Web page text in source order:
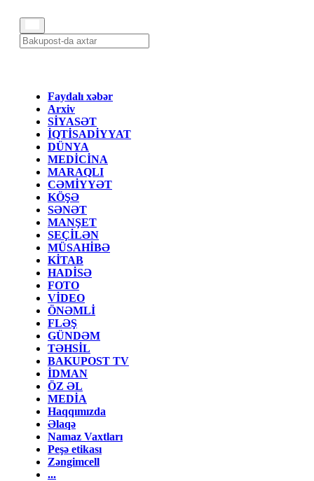
Faydalı xəbər
Arxiv
SİYASƏT
İQTİSADİYYAT
DÜNYA
MEDİCİNA
MARAQLI
CƏMİYYƏT
KÖŞƏ
SƏNƏT
MANŞET
SEÇİLƏN
MÜSAHİBƏ
KİTAB
HADİSƏ
FOTO
VİDEO
ÖNƏMLİ
FLƏŞ
GÜNDƏM
TƏHSİL
BAKUPOST TV
İDMAN
ÖZ ƏL
MEDİA
Haqqımızda
Əlaqə
Namaz Vaxtları
Peşə etikası
Zəngimcell
...